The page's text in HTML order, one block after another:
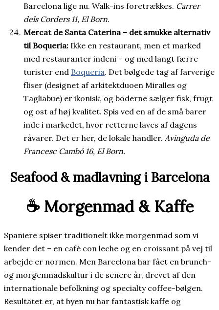
Barcelona lige nu. Walk-ins foretrækkes. Carrer
dels Corders 11, El Born.
Mercat de Santa Caterina – det smukke alternativ
til Boqueria: Ikke en restaurant, men et marked
med restauranter indeni – og med langt færre
turister end Boqueria. Det bølgede tag af farverige
fliser (designet af arkitektduoen Miralles og
Tagliabue) er ikonisk, og boderne sælger fisk, frugt
og ost af høj kvalitet. Spis ved en af de små barer
inde i markedet, hvor retterne laves af dagens
råvarer. Det er her, de lokale handler. Avinguda de
Francesc Cambó 16, El Born.
Seafood & madlavning i Barcelona
☕ Morgenmad & Kaffe
Spaniere spiser traditionelt ikke morgenmad som vi
kender det – en café con leche og en croissant på vej til
arbejde er normen. Men Barcelona har fået en brunch-
og morgenmadskultur i de senere år, drevet af den
internationale befolkning og specialty coffee-bølgen.
Resultatet er, at byen nu har fantastisk kaffe og